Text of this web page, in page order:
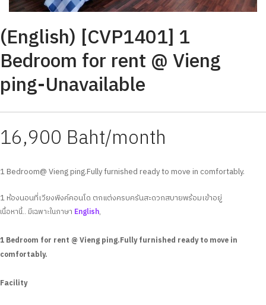
(English) [CVP1401] 1
Bedroom for rent @ Vieng
ping-Unavailable
16,900 Baht/month
1 Bedroom@ Vieng ping.Fully furnished ready to move in comfortably.
1 ห้องนอนที่เวียงพิงค์คอนโด ตกแต่งครบครันสะดวกสบายพร้อมเข้าอยู่
เนื้อหานี้.. มีเฉพาะในภาษา English,
1 Bedroom for rent @ Vieng ping.Fully furnished ready to move in
comfortably.
Facility